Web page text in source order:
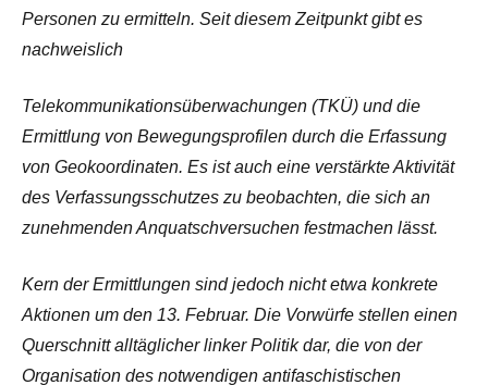
Personen zu ermitteln. Seit diesem Zeitpunkt gibt es
nachweislich
Telekommunikationsüberwachungen (TKÜ) und die
Ermittlung von Bewegungsprofilen durch die Erfassung
von Geokoordinaten. Es ist auch eine verstärkte Aktivität
des Verfassungsschutzes zu beobachten, die sich an
zunehmenden Anquatschversuchen festmachen lässt.
Kern der Ermittlungen sind jedoch nicht etwa konkrete
Aktionen um den 13. Februar. Die Vorwürfe stellen einen
Querschnitt alltäglicher linker Politik dar, die von der
Organisation des notwendigen antifaschistischen